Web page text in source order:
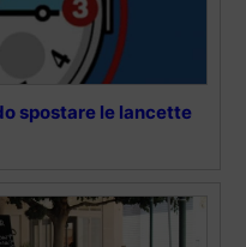
spostare le lancette